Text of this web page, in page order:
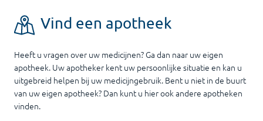
Vind een apotheek
Heeft u vragen over uw medicijnen? Ga dan naar uw eigen
apotheek. Uw apotheker kent uw persoonlijke situatie en kan u
uitgebreid helpen bij uw medicijngebruik. Bent u niet in de buurt
van uw eigen apotheek? Dan kunt u hier ook andere apotheken
vinden.